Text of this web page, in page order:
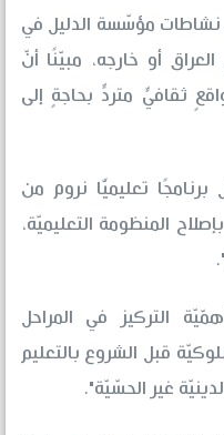
مؤسّسة الدليل في
أو خارجه، مبيّنًا أنّ
ثقافيٍّ متردٍّ بحاجةٍ إلى
تعليميًّا نروم من
المنظومة التعليميّة،
التركيز في المراحل
قبل الشروع بالتعليم
غير الحسّيّة".